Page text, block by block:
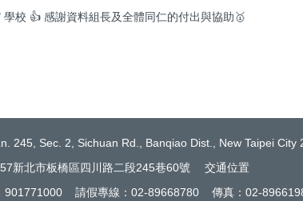
校 👍 感謝資料組長及全體同仁的付出與協助🥇
245, Sec. 2, Sichuan Rd., Banqiao Dist., New Taipei City
新北市板橋區四川路二段245巷60號 交通位置
901771000 請假專線：02-89668780 傳真：02-